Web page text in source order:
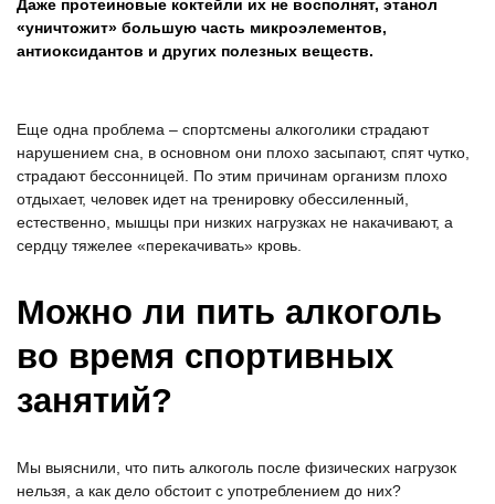
Даже протеиновые коктейли их не восполнят, этанол
«уничтожит» большую часть микроэлементов,
антиоксидантов и других полезных веществ.
Еще одна проблема – спортсмены алкоголики страдают
нарушением сна, в основном они плохо засыпают, спят чутко,
страдают бессонницей. По этим причинам организм плохо
отдыхает, человек идет на тренировку обессиленный,
естественно, мышцы при низких нагрузках не накачивают, а
сердцу тяжелее «перекачивать» кровь.
Можно ли пить алкоголь
во время спортивных
занятий?
Мы выяснили, что пить алкоголь после физических нагрузок
нельзя, а как дело обстоит с употреблением до них?